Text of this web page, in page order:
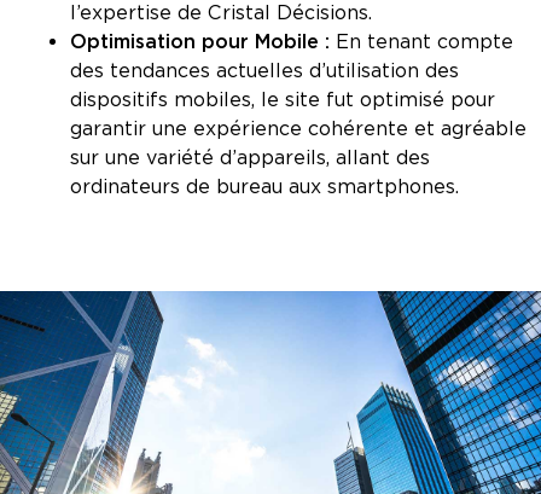
l’expertise de Cristal Décisions.
Optimisation pour Mobile : En tenant compte
des tendances actuelles d’utilisation des
dispositifs mobiles, le site fut optimisé pour
garantir une expérience cohérente et agréable
sur une variété d’appareils, allant des
ordinateurs de bureau aux smartphones.